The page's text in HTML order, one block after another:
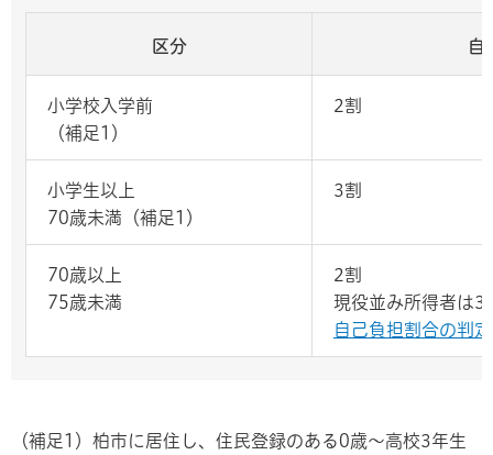
区分 自
小学校入学前
（補足1）
2割
小学生以上
70歳未満（補足1）
3割
70歳以上
75歳未満
2割
現役並み所得者は3
自己負担割合の判
（補足1）柏市に居住し、住民登録のある0歳～高校3年生